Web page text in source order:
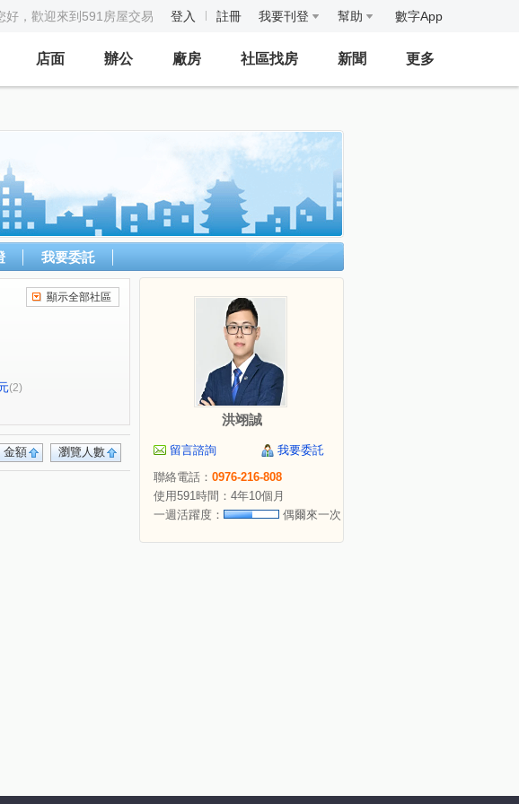
好，歡迎來到591房屋交易 登入 註冊 我要刊登 幫助 數字App
店面 辦公 廠房 社區找房 新聞 更多
我要委託
顯示全部社區
(2)
瀏覽人數
金額
洪翊誠
留言諮詢
我要委託
聯絡電話： 0976-216-808
使用591時間：4年10個月
一週活躍度：
偶爾來一次